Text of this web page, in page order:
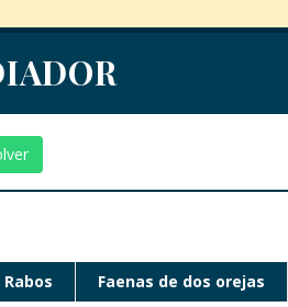
Rabos Faenas de dos orejas